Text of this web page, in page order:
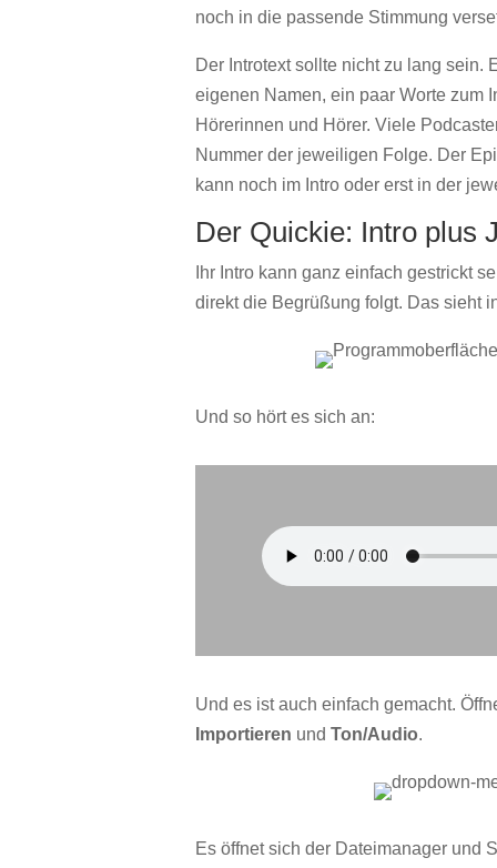
noch in die passende Stimmung
Der Introtext sollte nicht zu lang sein.
eigenen Namen, ein paar Worte zum
Hörerinnen und Hörer. Viele
Nummer der jeweiligen Folge. Der
kann noch im Intro oder erst in der
Der Quickie: Intro plus
Ihr Intro kann ganz einfach gestrickt
direkt die Begrüßung folgt. Das sieht
Und so hört es sich an:
Und es ist auch einfach gemacht.
Importieren undTon/Audio.
Es öffnet sich der Dateimanager und